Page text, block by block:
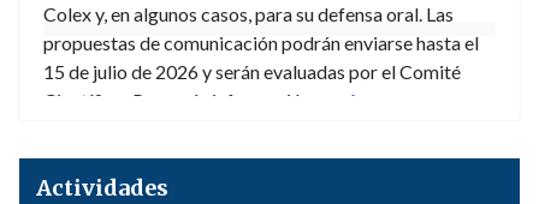
Colex y, en algunos casos, para su defensa oral. Las
propuestas de comunicación podrán enviarse hasta el
15 de julio de 2026 y serán evaluadas por el Comité
Científico. Para más información,
aquí.
Actividades